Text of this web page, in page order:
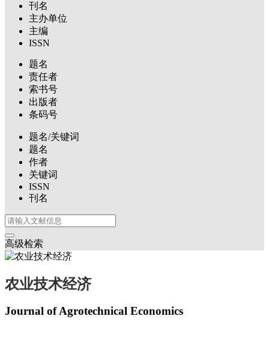
刊名
主办单位
主编
ISSN
题名
责任者
索书号
出版者
条码号
题名/关键词
题名
作者
关键词
ISSN
刊名
高级检索
农业技术经济
Journal of Agrotechnical Economics